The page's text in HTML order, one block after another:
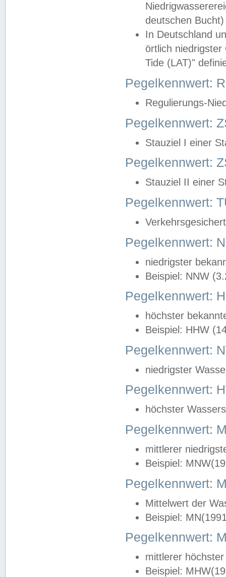
deutschen
In Deutschland
örtlich
Tide (LAT)"
Pegelkennwert:
Regulierungs-
Pegelkennwert:
Stauziel I einer
Pegelkennwert:
Stauziel II einer
Pegelkennwert:
Pegelkennwert:
niedrigster
Beispiel: NNW
Pegelkennwert:
höchster
Beispiel: HHW
Pegelkennwert:
niedrigster
Pegelkennwert:
höchster
Pegelkennwert:
mittlerer
Beispiel:
Pegelkennwert:
Mittelwert der
Beispiel:
Pegelkennwert:
mittlerer
Beispiel: